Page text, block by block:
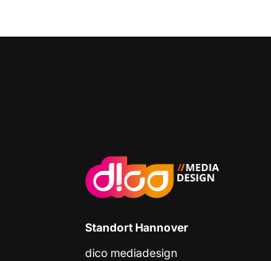
Stand­ort Hannover
dico media­de­sign